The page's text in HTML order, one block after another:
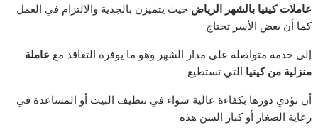
عاملات كينيا بالشهر الرياض حيث يتميزن بالجدية والالتزام في العمل
كما أن بعض الأسر تحتاج
إلى خدمة متواصلة على مدار الشهر وهو ما يوفره التعاقد مع عاملة
منزلية من كينيا التي تستطيع
أن تؤدي دورها بكفاءة عالية سواء في تنظيف البيت أو المساعدة في
رعاية الصغار أو كبار السن هذه